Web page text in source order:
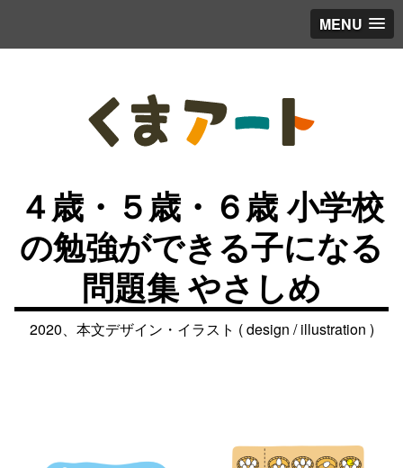
MENU
４歳・５歳・６歳 小学校
の勉強ができる子になる
問題集 やさしめ
2020、本文デザイン・イラスト ( design / illustration )